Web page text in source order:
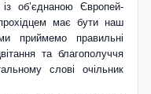
об’єднаною Європей­
має бути наш
приймемо правильні
та благополуччя
слові очільник